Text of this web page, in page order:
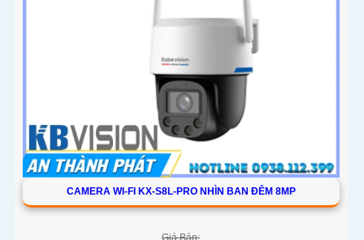
CAMERA WI-FI KX-S8L-PRO NHÌN BAN ĐÊM 8MP